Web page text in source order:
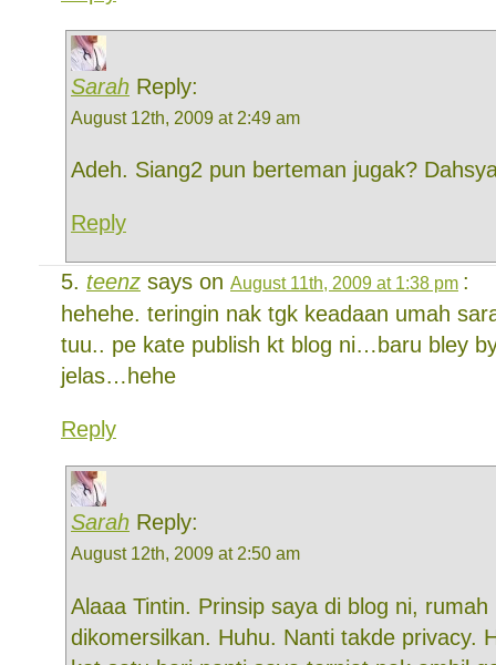
Sarah Reply:
August 12th, 2009 at 2:49 am
Adeh. Siang2 pun berteman jugak?
Reply
teenz says on August 11th, 2009 at 1:38 pm :
hehehe. teringin nak tgk keadaan umah
tuu.. pe kate publish kt blog ni…baru bley
jelas…hehe
Reply
Sarah Reply:
August 12th, 2009 at 2:50 am
Alaaa Tintin. Prinsip saya di blog ni,
dikomersilkan. Huhu. Nanti takde privacy.